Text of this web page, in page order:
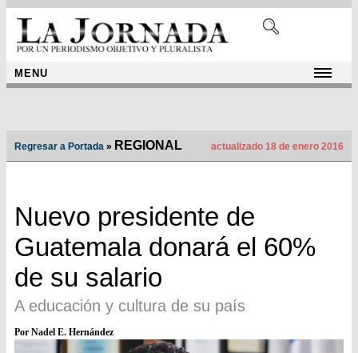
MENU
Regresar a Portada » REGIONAL actualizado 18 de enero 2016
Nuevo presidente de
Guatemala donará el 60%
de su salario
A educación y cultura de su país
Por Nadel E. Hernández